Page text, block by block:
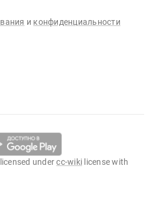
и конфиденциальности
undercc-wiki license with